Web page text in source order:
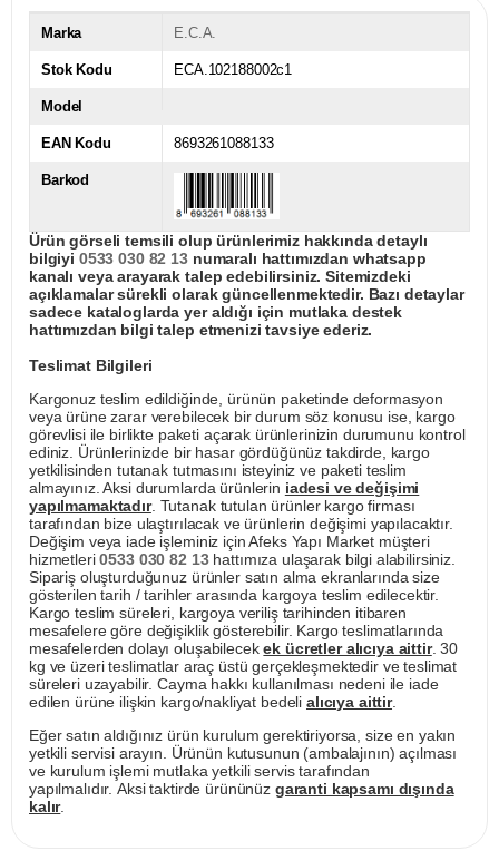
Marka E.C.A.
Stok Kodu ECA.102188002c1
Model
EAN Kodu 8693261088133
Barkod
Ürün görseli temsili olup ürünlerimiz hakkında detaylı
bilgiyi 0533 030 82 13numaralı hattımızdan whatsapp
kanalı veya arayarak talep edebilirsiniz. Sitemizdeki
açıklamalar sürekli olarak güncellenmektedir. Bazı detaylar
sadece kataloglarda yer aldığı için mutlaka destek
hattımızdan bilgi talep etmenizi tavsiye ederiz.
Teslimat Bilgileri
Kargonuz teslim edildiğinde, ürünün paketinde deformasyon
veya ürüne zarar verebilecek bir durum söz konusu ise, kargo
görevlisi ile birlikte paketi açarak ürünlerinizin durumunu kontrol
ediniz. Ürünlerinizde bir hasar gördüğünüz takdirde, kargo
yetkilisinden tutanak tutmasını isteyiniz ve paketi teslim
almayınız. Aksi durumlarda ürünlerin iadesi ve değişimi
yapılmamaktadır. Tutanak tutulan ürünler kargo firması
tarafından bize ulaştırılacak ve ürünlerin değişimi yapılacaktır.
Değişim veya iade işleminiz için Afeks Yapı Market müşteri
hizmetleri0533 030 82 13hattımıza ulaşarak bilgi alabilirsiniz.
Sipariş oluşturduğunuz ürünler satın alma ekranlarında size
gösterilen tarih / tarihler arasında kargoya teslim edilecektir.
Kargo teslim süreleri, kargoya veriliş tarihinden itibaren
mesafelere göre değişiklik gösterebilir. Kargo teslimatlarında
mesafelerden dolayı oluşabilecekek ücretler alıcıya aittir. 30
kg ve üzeri teslimatlar araç üstü gerçekleşmektedir ve teslimat
süreleri uzayabilir. Cayma hakkı kullanılması nedeni ile iade
edilen ürüne ilişkin kargo/nakliyat bedeli alıcıya aittir.
Eğer satın aldığınız ürün kurulum gerektiriyorsa, size en yakın
yetkili servisi arayın. Ürünün kutusunun (ambalajının) açılması
ve kurulum işlemi mutlaka yetkili servis tarafından
yapılmalıdır. Aksi taktirde ürününüz garanti kapsamı dışında
kalır.